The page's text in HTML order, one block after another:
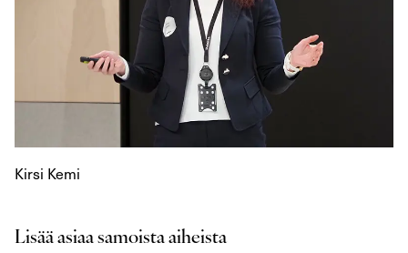
Kirsi Kemi
Lisää asiaa samoista aiheista